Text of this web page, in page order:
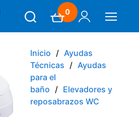
0
Inicio
Ayudas
Técnicas
Ayudas
para el
baño
Elevadores y
reposabrazos WC